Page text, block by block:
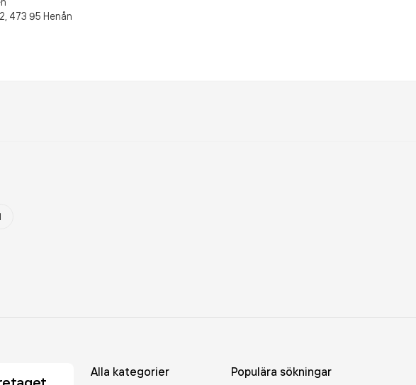
473 95 Henån
Alla kategorier Populära sökningar